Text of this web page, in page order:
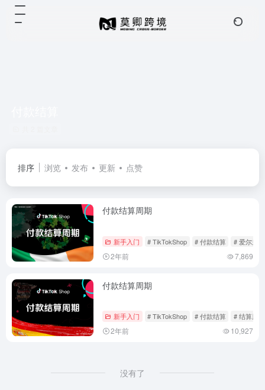
排序 浏览 发布 更新 点赞
付款结算周期
新手入门 # TikTokShop # 付款结算 # 爱尔兰
2年前 7,869
付款结算周期
新手入门 # TikTokShop # 付款结算 # 结算周期
2年前 10,927
没有了